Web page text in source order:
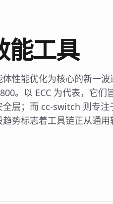
能工具
性能优化为核心的新一
。以 ECC 为代表，它
层；而 cc-switch 则专注
势标志着工具链正从通